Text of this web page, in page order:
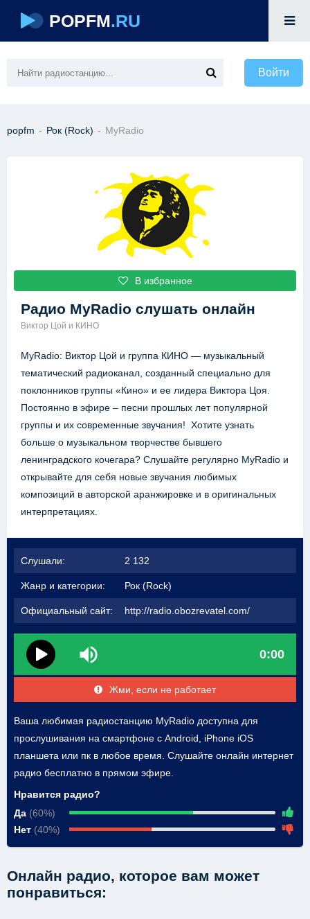
POPFM.RU
Войти
popfm - Рок (Rock) - MyRadio
В избранное
Радио MyRadio слушать онлайн
Виктор Цой и КИНО
MyRadio: Виктор Цой и группа КИНО — музыкальный
тематический радиоканал, созданный специально для
поклонников группы «Кино» и ее лидера Виктора Цоя.
Постоянно в эфире – песни прошлых лет популярной
группы и их современные звучания! Хотите узнать
больше о музыкальном творчестве бывшего
ленинградского кочегара? Слушайте регулярно MyRadio и
открывайте для себя новые звучания любимых
композиций в авторской аранжировке и в оригинальных
интерпретациях.
Слушали: 2 132
Жанр и категории: Рок (Rock)
Официальный сайт: http://radio.obozrevatel.com/
0:00
Жми, если не работает
Ваша любимая радиостанцию MyRadio доступна для
прослушивания на смартфоне с Android, iPhone iOS
планшета или пк в любое время. Слушайте онлайн интернет
радио бесплатно в прямом эфире.
Нравится радио?
Да (60%)
Нет (40%)
Онлайн радио, которое вам может
понравиться: